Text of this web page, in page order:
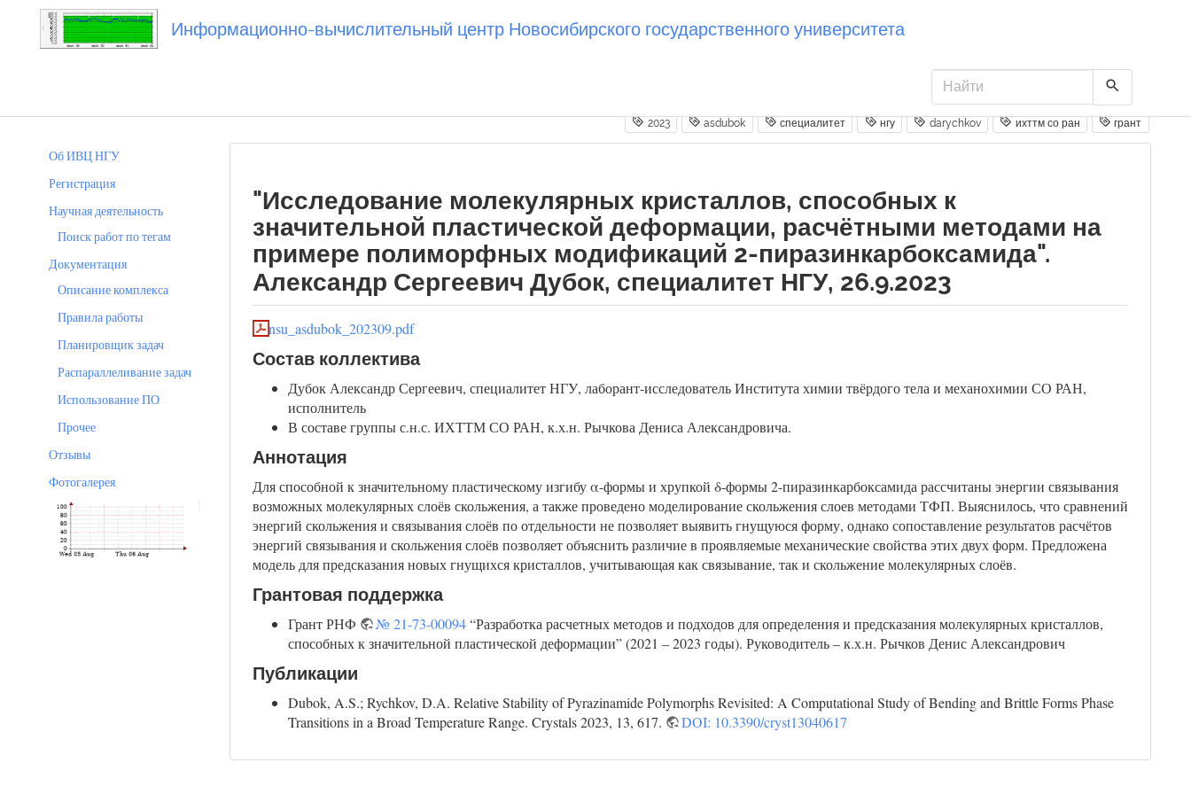
Информационно-вычислительный центр Новосибирского государственного университета
2023 asdubok специалитет нгу darychkov ихттм со ран грант
Об ИВЦ НГУ
Регистрация
Научная деятельность
Поиск работ по тегам
Документация
Описание комплекса
Правила работы
Планировщик задач
Распараллеливание задач
Использование ПО
Прочее
Отзывы
Фотогалерея
"Исследование молекулярных кристаллов, способных к
значительной пластической деформации, расчётными методами на
примере полиморфных модификаций 2-пиразинкарбоксамида".
Александр Сергеевич Дубок, специалитет НГУ, 26.9.2023
nsu_asdubok_202309.pdf
Состав коллектива
Дубок Александр Сергеевич, специалитет НГУ, лаборант-исследователь Института химии твёрдого тела и механохимии СО РАН,
исполнитель
В составе группы с.н.с. ИХТТМ СО РАН, к.х.н. Рычкова Дениса Александровича.
Аннотация
Для способной к значительному пластическому изгибу α-формы и хрупкой δ-формы 2-пиразинкарбоксамида рассчитаны энергии связывания
возможных молекулярных слоёв скольжения, а также проведено моделирование скольжения слоев методами ТФП. Выяснилось, что сравнений
энергий скольжения и связывания слоёв по отдельности не позволяет выявить гнущуюся форму, однако сопоставление результатов расчётов
энергий связывания и скольжения слоёв позволяет объяснить различие в проявляемые механические свойства этих двух форм. Предложена
модель для предсказания новых гнущихся кристаллов, учитывающая как связывание, так и скольжение молекулярных слоёв.
Грантовая поддержка
Грант РНФ № 21-73-00094“Разработка расчетных методов и подходов для определения и предсказания молекулярных кристаллов,
способных к значительной пластической деформации” (2021 – 2023 годы). Руководитель – к.х.н. Рычков Денис Александрович
Публикации
Dubok, A.S.; Rychkov, D.A. Relative Stability of Pyrazinamide Polymorphs Revisited: A Computational Study of Bending and Brittle Forms Phase
Transitions in a Broad Temperature Range. Crystals 2023, 13, 617.
DOI: 10.3390/cryst13040617